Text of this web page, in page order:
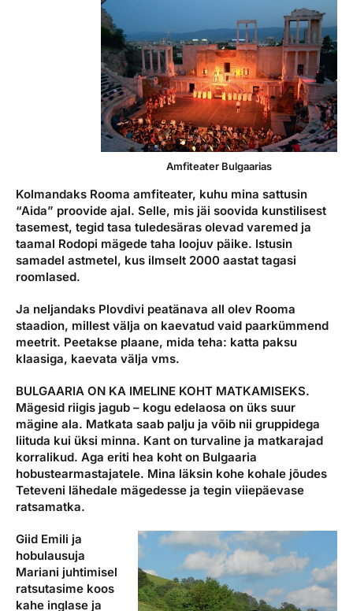
Amfiteater Bulgaarias
Kolmandaks Rooma amfiteater, kuhu mina sattusin
“Aida” proovide ajal. Selle, mis jäi soovida kunstilisest
tasemest, tegid tasa tuledesäras olevad varemed ja
taamal Rodopi mägede taha loojuv päike. Istusin
samadel astmetel, kus ilmselt 2000 aastat tagasi
roomlased.
Ja neljandaks Plovdivi peatänava all olev Rooma
staadion, millest välja on kaevatud vaid paarkümmend
meetrit. Peetakse plaane, mida teha: katta paksu
klaasiga, kaevata välja vms.
BULGAARIA ON KA IMELINE KOHT MATKAMISEKS.
Mägesid riigis jagub – kogu edelaosa on üks suur
mägine ala. Matkata saab palju ja võib nii gruppidega
liituda kui üksi minna. Kant on turvaline ja matkarajad
korralikud. Aga eriti hea koht on Bulgaaria
hobustearmastajatele. Mina läksin kohe kohale jõudes
Teteveni lähedale mägedesse ja tegin viiepäevase
ratsamatka.
Giid Emili ja
hobulausuja
Mariani juhtimisel
ratsutasime koos
kahe inglase ja